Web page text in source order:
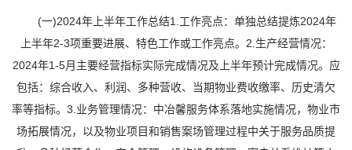
(一)2024年上半年工作总结1.工作亮点：单独总结提炼2024年
上半年2-3项重要进展、特色工作或工作亮点。2.生产经营情况：
2024年1-5月主要经营指标实际完成情况及上半年预计完成情况。应
包括：综合收入、利润、多种营收、当期物业费收缴率、历史清欠
率等指标。3.业务管理情况：中冶馨服务体系落地实施情况，物业市
场拓展情况，以及物业项目和销售案场管理过程中关于服务品质提